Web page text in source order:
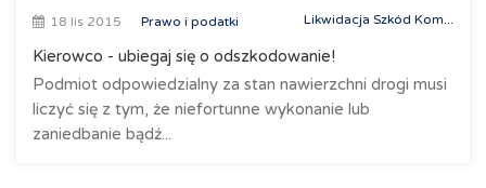
18 lis 2015 Prawo i podatki Likwidacja Szkód Kom...
Kierowco - ubiegaj się o odszkodowanie!
Podmiot odpowiedzialny za stan nawierzchni drogi musi
liczyć się z tym, że niefortunne wykonanie lub
zaniedbanie bądź...